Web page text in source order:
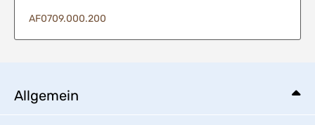
AF0709.000.200
Allgemein